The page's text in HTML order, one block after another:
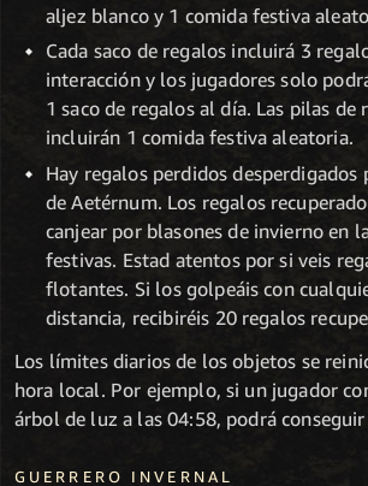
aljez blanco y 1 comida festiva
Cada saco de regalos incluirá 3
interacción y los jugadores solo
1 saco de regalos al día. Las pilas de
incluirán 1 comida festiva aleatoria.
Hay regalos perdidos desperdigados
de Aetérnum. Los regalos
canjear por blasones de invierno en
festivas. Estad atentos por si veis
flotantes. Si los golpeáis con
distancia, recibiréis 20 regalos
Los límites diarios de los objetos se
hora local. Por ejemplo, si un jugador
árbol de luz a las 04:58, podrá
GUERRERO INVERNAL